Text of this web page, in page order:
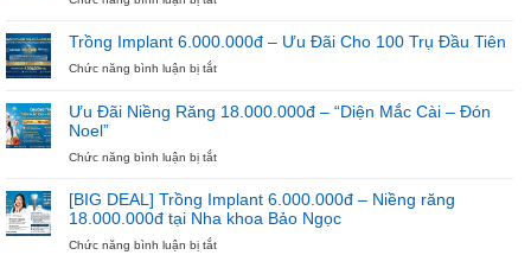
Chưa
Bắt
Đầu
Răng
MỪNG
NGÀY
27/2
NGÀY
VIỆT
Trồng Implant 6.000.000đ – Ưu Đãi Cho 100 Trụ Đầu Tiên
Chức năng bình luận bị tắtở
6.000.000đ
Ưu
Cho
100
Trụ
Đầu
Ưu Đãi Niềng Răng 18.000.000đ – “Diện Mắc Cài – Đón
Noel”
Chức năng bình luận bị tắtở
Niềng
Răng
18.000.000đ
[BIG DEAL] Trồng Implant 6.000.000đ – Niềng răng
18.000.000đ tại Nha khoa Bảo Ngọc
Chức năng bình luận bị tắtở